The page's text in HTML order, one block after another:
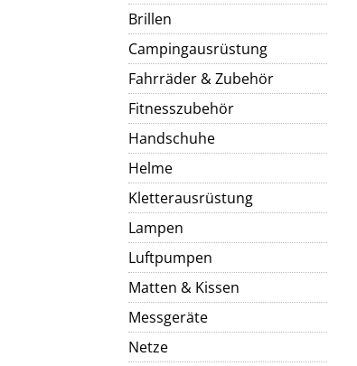
Brillen
Campingausrüstung
Fahrräder & Zubehör
Fitnesszubehör
Handschuhe
Helme
Kletterausrüstung
Lampen
Luftpumpen
Matten & Kissen
Messgeräte
Netze